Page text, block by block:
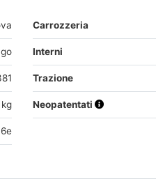
Carrozzeria
Interni
Trazione
Neopatentati